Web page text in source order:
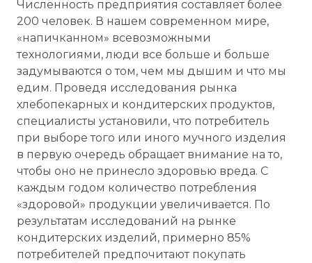
Численность предприятия составляет более
200 человек. В нашем современном мире,
«напичканном» всевозможными
технологиями, люди все больше и больше
задумываются о том, чем мы дышим и что мы
едим. Проведя исследования рынка
хлебопекарных и кондитерских продуктов,
специалисты установили, что потребитель
при выборе того или иного мучного изделия
в первую очередь обращает внимание на то,
чтобы оно не принесло здоровью вреда. С
каждым годом количество потребления
«здоровой» продукции увеличивается. По
результатам исследований на рынке
кондитерских изделий, примерно 85%
потребителей предпочитают покупать